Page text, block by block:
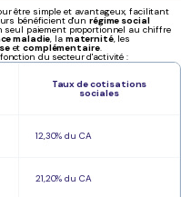
être simple et avantageux, facilitant
bénéficient d'unrégime social
seul paiement proportionnel au chiffre
maladie, la maternité, les
etcomplémentaire.
du secteur d'activité :
Taux de cotisations
sociales
12,30% du CA
21,20% du CA